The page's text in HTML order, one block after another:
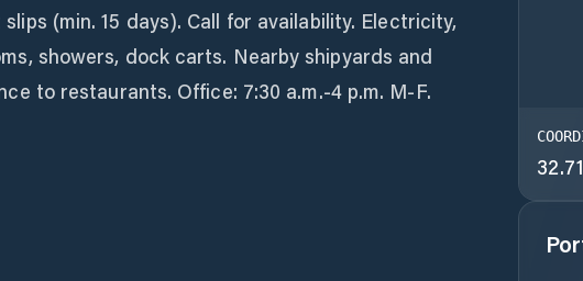
(min. 15 days). Call for availability. Electricity,
showers, dock carts. Nearby shipyards and
to restaurants. Office: 7:30 a.m.-4 p.m. M-F.